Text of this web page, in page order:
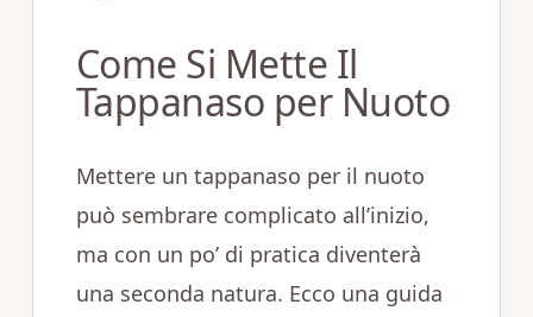
Come Si Mette Il
Tappanaso per Nuoto
Mettere un tappanaso per il nuoto
può sembrare complicato all’inizio,
ma con un po’ di pratica diventerà
una seconda natura. Ecco una guida